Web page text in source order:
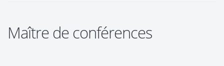
Maître de conférences